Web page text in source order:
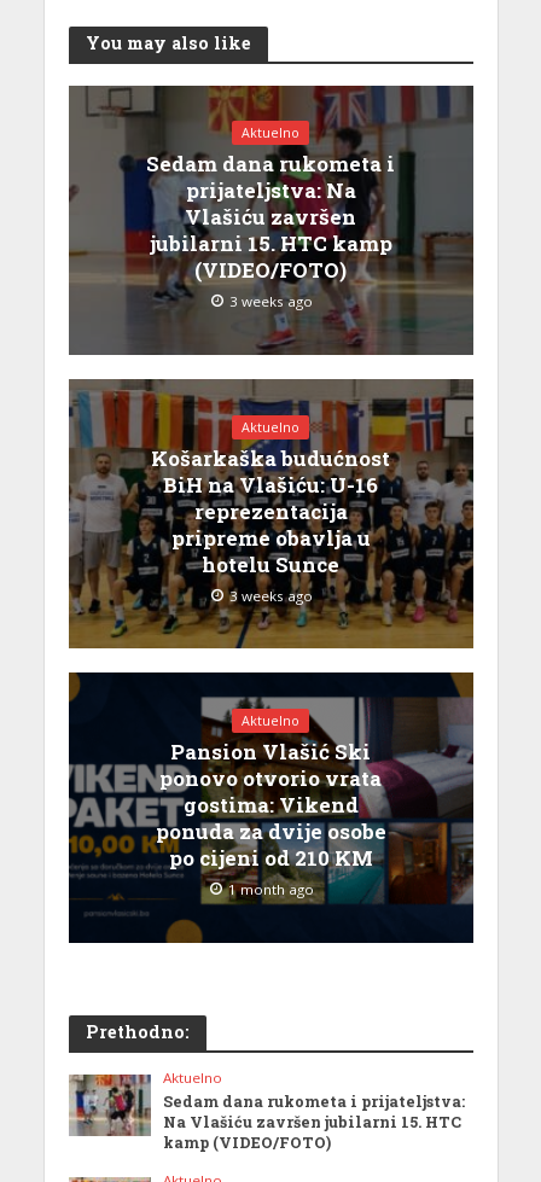
You may also like
Aktuelno
Sedam dana rukometa i
prijateljstva: Na
Vlašiću završen
jubilarni 15. HTC kamp
(VIDEO/FOTO)
3 weeks ago
Aktuelno
Košarkaška budućnost
BiH na Vlašiću: U-16
reprezentacija
pripreme obavlja u
hotelu Sunce
3 weeks ago
Aktuelno
Pansion Vlašić Ski
ponovo otvorio vrata
gostima: Vikend
ponuda za dvije osobe
po cijeni od 210 KM
1 month ago
Prethodno:
Aktuelno
Sedam dana rukometa i prijateljstva:
Na Vlašiću završen jubilarni 15. HTC
kamp (VIDEO/FOTO)